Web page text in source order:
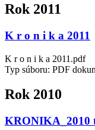
Rok 2011
K r o n i k a 2011
K r o n i k a 2011.pdf
Typ súboru: PDF
Rok 2010
KRONIKA_2010